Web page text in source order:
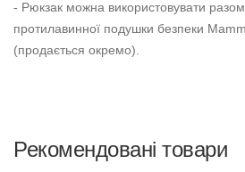
- Рюкзак можна використовувати
протилавинної подушки безпеки
(продається окремо).
Рекомендовані товари